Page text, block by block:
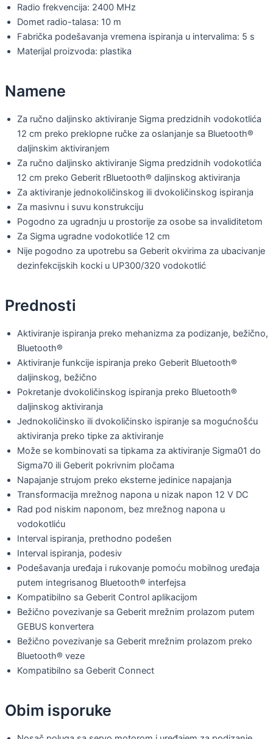
Radio frekvencija: 2400 MHz
Domet radio-talasa: 10 m
Fabrička podešavanja vremena ispiranja u intervalima: 5 s
Materijal proizvoda: plastika
Namene
Za ručno daljinsko aktiviranje Sigma predzidnih vodokotlića
12 cm preko preklopne ručke za oslanjanje sa Bluetooth®
daljinskim aktiviranjem
Za ručno daljinsko aktiviranje Sigma predzidnih vodokotlića
12 cm preko Geberit rBluetooth® daljinskog aktiviranja
Za aktiviranje jednokoličinskog ili dvokoličinskog ispiranja
Za masivnu i suvu konstrukciju
Pogodno za ugradnju u prostorije za osobe sa invaliditetom
Za Sigma ugradne vodokotliće 12 cm
Nije pogodno za upotrebu sa Geberit okvirima za ubacivanje
dezinfekcijskih kocki u UP300/320 vodokotlić
Prednosti
Aktiviranje ispiranja preko mehanizma za podizanje, bežično,
Bluetooth®
Aktiviranje funkcije ispiranja preko Geberit Bluetooth®
daljinskog, bežično
Pokretanje dvokoličinskog ispiranja preko Bluetooth®
daljinskog aktiviranja
Jednokoličinsko ili dvokoličinsko ispiranje sa mogućnošću
aktiviranja preko tipke za aktiviranje
Može se kombinovati sa tipkama za aktiviranje Sigma01 do
Sigma70 ili Geberit pokrivnim pločama
Napajanje strujom preko eksterne jedinice napajanja
Transformacija mrežnog napona u nizak napon 12 V DC
Rad pod niskim naponom, bez mrežnog napona u
vodokotliću
Interval ispiranja, prethodno podešen
Interval ispiranja, podesiv
Podešavanja uređaja i rukovanje pomoću mobilnog uređaja
putem integrisanog Bluetooth® interfejsa
Kompatibilno sa Geberit Control aplikacijom
Bežično povezivanje sa Geberit mrežnim prolazom putem
GEBUS konvertera
Bežično povezivanje sa Geberit mrežnim prolazom preko
Bluetooth® veze
Kompatibilno sa Geberit Connect
Obim isporuke